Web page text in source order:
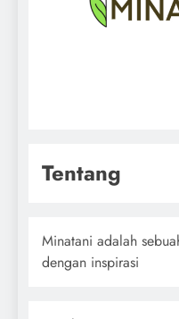
Tentang
Minatani adalah
dengan inspirasi